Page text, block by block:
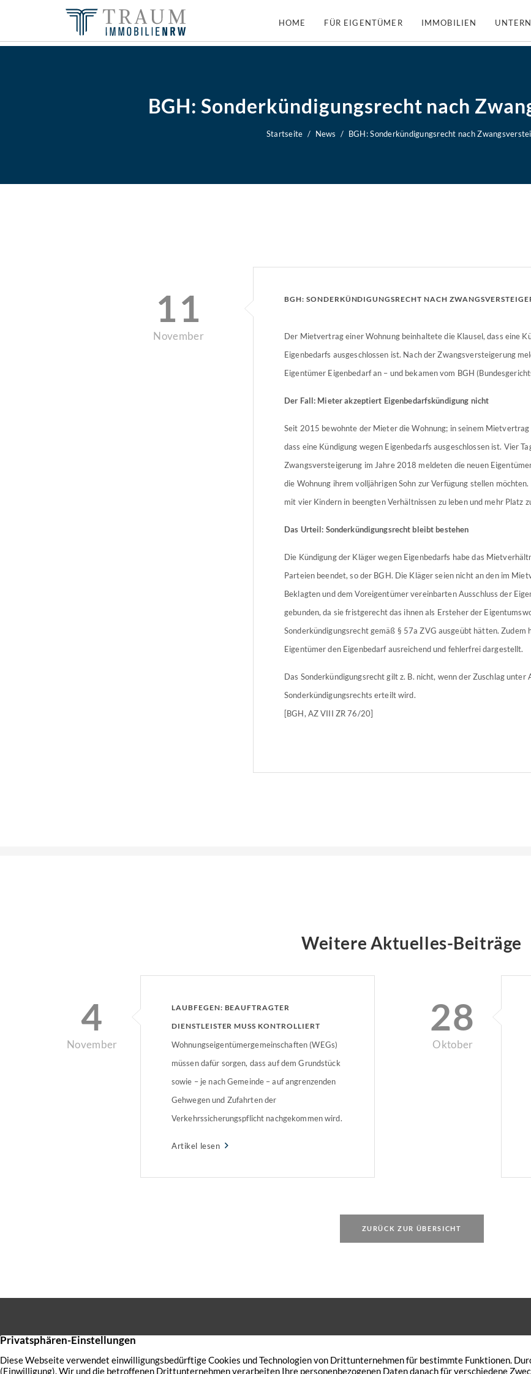
HOME FÜR EIGENTÜMER IMMOBILIEN
BGH: Sonderkündigungsrecht nach
Startseite News BGH: Sonderkündigungsrecht nach
11
November
BGH: SONDERKÜNDIGUNGSRECHT NACH
Der Mietvertrag einer Wohnung beinhaltete die Klausel, dass eine
Eigenbedarfs ausgeschlossen ist. Nach der Zwangsversteigerung
Eigentümer Eigenbedarf an – und bekamen vom BGH
Der Fall: Mieter akzeptiert Eigenbedarfskündigung nicht
Seit 2015 bewohnte der Mieter die Wohnung; in seinem Mietvertrag
dass eine Kündigung wegen Eigenbedarfs ausgeschlossen ist. Vier
Zwangsversteigerung im Jahre 2018 meldeten die neuen
die Wohnung ihrem volljährigen Sohn zur Verfügung stellen möchten.
mit vier Kindern in beengten Verhältnissen zu leben und mehr Platz
Das Urteil: Sonderkündigungsrecht bleibt bestehen
Die Kündigung der Kläger wegen Eigenbedarfs habe das
Parteien beendet, so der BGH. Die Kläger seien nicht an den im
Beklagten und dem Voreigentümer vereinbarten Ausschluss der
gebunden, da sie fristgerecht das ihnen als Ersteher der
Sonderkündigungsrecht gemäß § 57a ZVG ausgeübt hätten. Zudem
Eigentümer den Eigenbedarf ausreichend und fehlerfrei dargestellt.
Das Sonderkündigungsrecht gilt z. B. nicht, wenn der Zuschlag unter
Sonderkündigungsrechts erteilt wird.
[BGH, AZ VIII ZR 76/20]
Weitere Aktuelles-Beiträge
4
November
LAUBFEGEN: BEAUFTRAGTER
DIENSTLEISTER MUSS KONTROLLIERT
WERDEN
Wohnungseigentümergemeinschaften (WEGs)
müssen dafür sorgen, dass auf dem Grundstück
sowie – je nach Gemeinde – auf angrenzenden
Gehwegen und Zufahrten der
Verkehrssicherungspflicht nachgekommen wird.
Artikel lesen
28
Oktober
ZURÜCK ZUR ÜBERSICHT
Sie haben den Wunsch Ihre Immobilie zu Peterskath 21